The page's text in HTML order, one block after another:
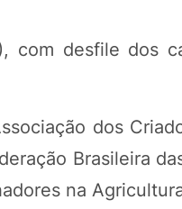
com desfile dos
dos
Brasileira
na